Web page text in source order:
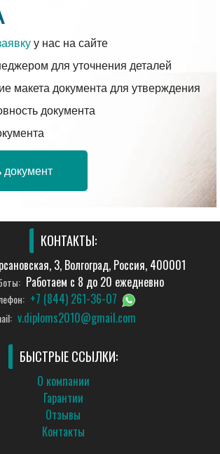
у нас на сайте
для уточнения деталей
макета документа для утверждения
документа
документ
КОНТАКТЫ:
3, Волгоград, Россия, 400001
Работаем с 8 до 20 ежедневно
+7 (844) 261-36-07
v.diploms2010@gmail.com
БЫСТРЫЕ ССЫЛКИ:
О компании
Гарантии
Отзывы
Контакты